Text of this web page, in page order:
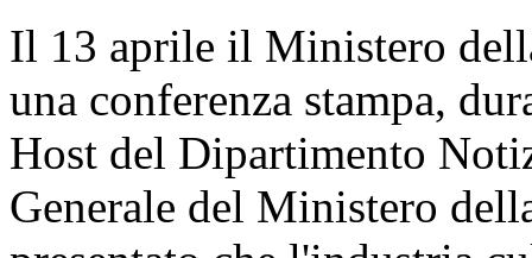
Il 13 aprile il Ministero
una conferenza stampa,
Host del Dipartimento
Generale del Ministero